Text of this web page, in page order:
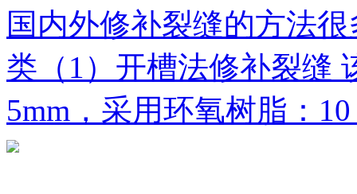
国内外修补裂缝的方法
类（1）开槽法修补裂缝
5mm，采用环氧树脂：